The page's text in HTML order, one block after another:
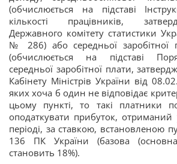
(обчислюється на підставі
кількості працівників,
Державного комітету статистики
№ 286) або середньої заробітної
(обчислюється на підставі
середньої заробітної плати,
Кабінету Міністрів України від
яких хоча б один не відповідає
цьому пункті, то такі платники
оподаткувати прибуток, отриманий
періоді, за ставкою, встановленою
136 ПК України (базова
становить 18%).